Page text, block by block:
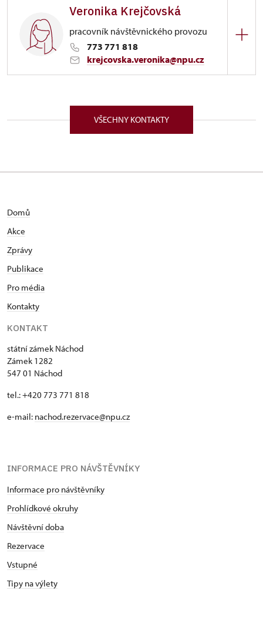
Veronika Krejčovská
pracovník návštěvnického provozu
773 771 818
krejcovska.veronika@npu.cz
Zámek 1282/, Náchod 54701
VŠECHNY KONTAKTY
Domů
Akce
Zprávy
Publikace
Pro média
Kontakty
KONTAKT
státní zámek Náchod
Zámek 1282
547 01 Náchod
tel.: +420 773 771 818
e-mail: nachod.rezervace@npu.cz
INFORMACE PRO NÁVŠTĚVNÍKY
Informace pro návštěvníky
Prohlídkové okruhy
Návštěvní doba
Rezervace
Vstupné
Tipy na výlety